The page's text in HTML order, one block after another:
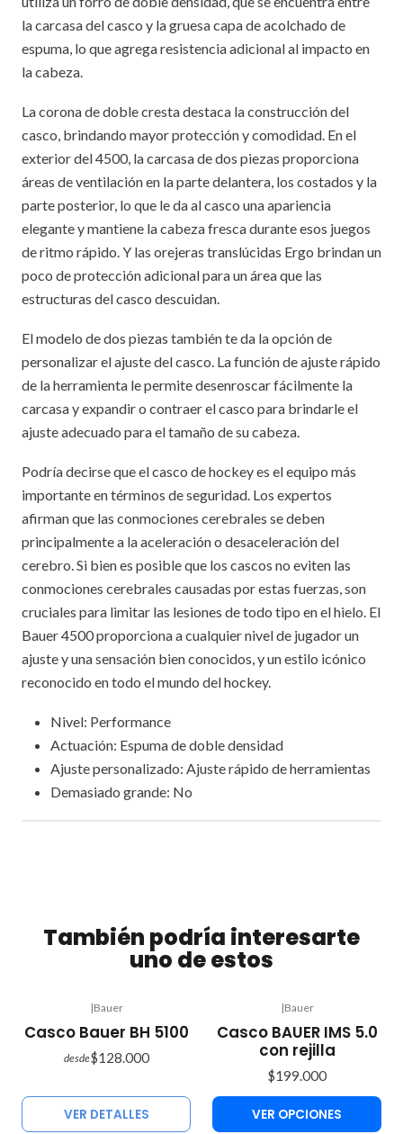
la carcasa del casco y la gruesa capa de acolchado de
espuma, lo que agrega resistencia adicional al impacto en
la cabeza.
La corona de doble cresta destaca la construcción del
casco, brindando mayor protección y comodidad. En el
exterior del 4500, la carcasa de dos piezas proporciona
áreas de ventilación en la parte delantera, los costados y la
parte posterior, lo que le da al casco una apariencia
elegante y mantiene la cabeza fresca durante esos juegos
de ritmo rápido. Y las orejeras translúcidas Ergo brindan un
poco de protección adicional para un área que las
estructuras del casco descuidan.
El modelo de dos piezas también te da la opción de
personalizar el ajuste del casco. La función de ajuste rápido
de la herramienta le permite desenroscar fácilmente la
carcasa y expandir o contraer el casco para brindarle el
ajuste adecuado para el tamaño de su cabeza.
Podría decirse que el casco de hockey es el equipo más
importante en términos de seguridad. Los expertos
afirman que las conmociones cerebrales se deben
principalmente a la aceleración o desaceleración del
cerebro. Si bien es posible que los cascos no eviten las
conmociones cerebrales causadas por estas fuerzas, son
cruciales para limitar las lesiones de todo tipo en el hielo. El
Bauer 4500 proporciona a cualquier nivel de jugador un
ajuste y una sensación bien conocidos, y un estilo icónico
reconocido en todo el mundo del hockey.
Nivel: Performance
Actuación: Espuma de doble densidad
Ajuste personalizado: Ajuste rápido de herramientas
Demasiado grande: No
También podría interesarte
uno de estos
|Bauer
Casco Bauer BH 5100
desde$128.000
VER DETALLES
|Bauer
Casco BAUER IMS 5.0
con rejilla
$199.000
VER OPCIONES